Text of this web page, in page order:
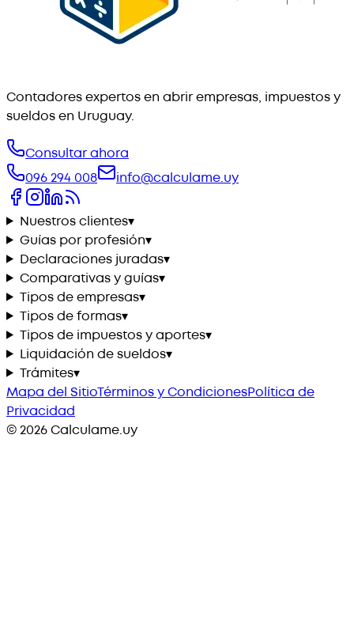
Contadores expertos en abrir empresas, impuestos y
sueldos en Uruguay.
Consultar ahora
096 294 008
info@calculame.uy
Nuestros clientes▾
Guías por profesión▾
Declaraciones juradas▾
Comparativas y guías▾
Tipos de empresas▾
Tipos de formas▾
Tipos de impuestos y aportes▾
Liquidación de sueldos▾
Trámites▾
Mapa del SitioTérminos y CondicionesPolítica de
Privacidad
©2026Calculame.uy